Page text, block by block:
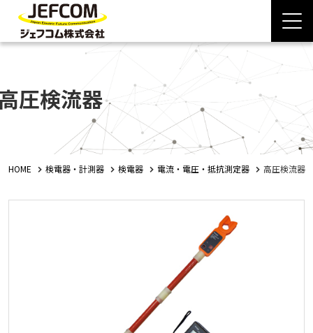
圧検流器
HOME 検電器・計測器 検電器 電流・電圧・抵抗測定器 高圧検流器